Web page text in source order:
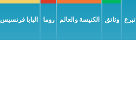
البابا فرنسيس روما الكنيسة والعالم وثائق تبرع